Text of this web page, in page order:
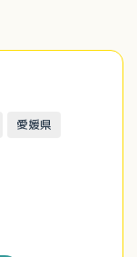
愛媛県